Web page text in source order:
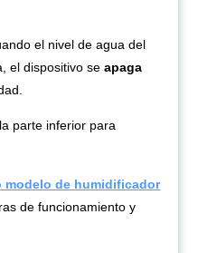
el nivel de agua del
el dispositivo seapaga
parte inferior para
modelo de humidificador
de funcionamiento y